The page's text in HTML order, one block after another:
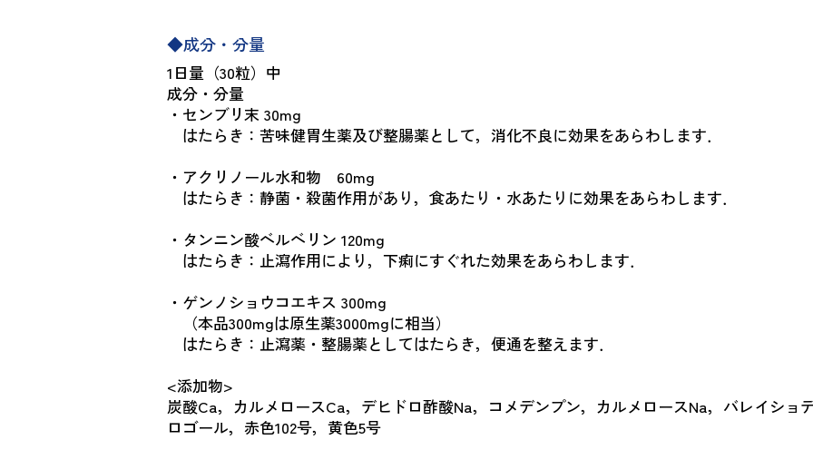
◆成分・分量
1日量（30粒）中
成分・分量
・センブリ末 30mg
はたらき：苦味健胃生薬及び整腸薬として，消化不良に効果をあらわします．
・アクリノール水和物 60mg
はたらき：静菌・殺菌作用があり，食あたり・水あたりに効果をあらわします．
・タンニン酸ベルベリン 120mg
はたらき：止瀉作用により，下痢にすぐれた効果をあらわします．
・ゲンノショウコエキス 300mg
（本品300mgは原生薬3000mgに相当）
はたらき：止瀉薬・整腸薬としてはたらき，便通を整えます．
<添加物>
炭酸Ca，カルメロースCa，デヒドロ酢酸Na，コメデンプン，カルメロースNa，バレイショ
ロゴール，赤色102号，黄色5号